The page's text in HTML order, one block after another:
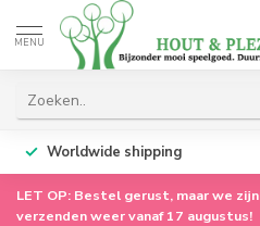
MENU
Worldwide shipping
LET OP: Bestel gerust, maar we
verzenden weer vanaf 17 augustus!